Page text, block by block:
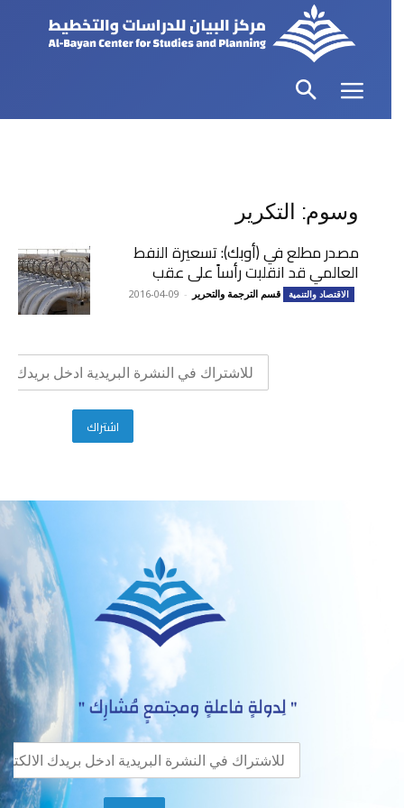
وسوم: التكرير
مصدر مطلع في (أوبك): تسعيرة النفط
العالمي قد انقلبت رأساً على عقب
الاقتصاد والتنمية قسم الترجمة والتحرير -
2016-04-09